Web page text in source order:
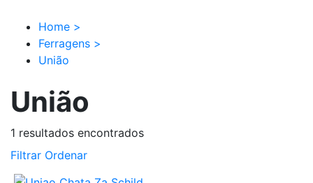
Home >
Ferragens >
União
União
1 resultados encontrados
Filtrar Ordenar